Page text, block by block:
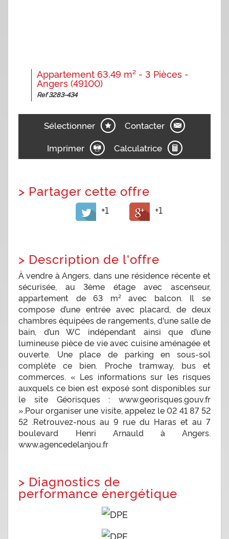
Appartement 63.49 m² - 3 Pièces -
Angers (49100)
Ref 3283-434
Sélectionner
Contacter
Imprimer
Calculatrice
> Partager cette offre
+1 +1
> Description de l'offre
À vendre à Angers, dans une résidence récente et
sécurisée, au 3ème étage avec ascenseur,
appartement de 63 m² avec balcon. Il se
compose d’une entrée avec placard, de deux
chambres équipées de rangements, d'une salle de
bain, d’un WC indépendant ainsi que d’une
lumineuse pièce de vie avec cuisine aménagée et
ouverte. Une place de parking en sous-sol
complète ce bien. Proche tramway, bus et
commerces. « Les informations sur les risques
auxquels ce bien est exposé sont disponibles sur
le site Géorisques : www.georisques.gouv.fr
».Pour organiser une visite, appelez le 02 41 87 52
52 .Retrouvez-nous au 9 rue du Haras et au 7
boulevard Henri Arnauld à Angers.
www.agencedelanjou.fr
> Diagnostics de
performance énergétique